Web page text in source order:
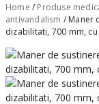
Home / Produse
antivandalism / Maner
dizabilitati, 700 mm,